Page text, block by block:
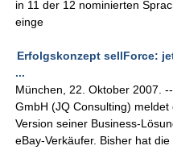
in 11 der 12 nominierten
einge
Erfolgskonzept sellForce:
...
München, 22. Oktober 2007.
GmbH (JQ Consulting)
Version seiner Business-
eBay-Verkäufer. Bisher hat